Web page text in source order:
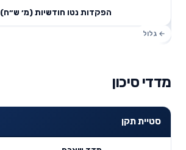
הפקדות נטו חודשיות (מ׳ ש״ח)
מדדי סיכון
סטיית תקן